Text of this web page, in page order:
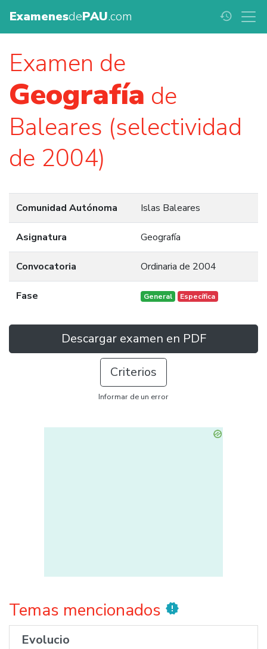
ExamenesdePAU.com history
Examen de
Geografía de
Baleares (selectividad
de 2004)
Comunidad Autónoma Islas Baleares
Asignatura Geografía
Convocatoria Ordinaria de 2004
Fase General Específica
Descargar examen en PDF
Criterios
Informar de un error
Temas mencionados new_releases
Evolucio